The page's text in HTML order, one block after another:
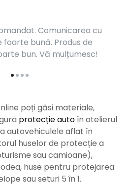
Comunicarea cu
bună. Produs de
bun. Vă mulțumesc!
poți găsi materiale,
protecție autoîn atelierul
autovehiculele aflat în
huselor de protecție a
sau camioane),
huse pentru protejarea
sau seturi 5 în 1.